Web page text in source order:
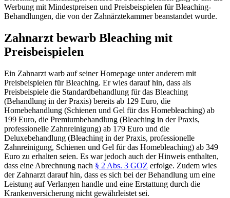
Werbung mit Mindestpreisen und Preisbeispielen für Bleaching-
Behandlungen, die von der Zahnärztekammer beanstandet wurde.
Zahnarzt bewarb Bleaching mit
Preisbeispielen
Ein Zahnarzt warb auf seiner Homepage unter anderem mit
Preisbeispielen für Bleaching. Er wies darauf hin, dass als
Preisbeispiele die Standardbehandlung für das Bleaching
(Behandlung in der Praxis) bereits ab 129 Euro, die
Homebehandlung (Schienen und Gel für das Homebleaching) ab
199 Euro, die Premiumbehandlung (Bleaching in der Praxis,
professionelle Zahnreinigung) ab 179 Euro und die
Deluxebehandlung (Bleaching in der Praxis, professionelle
Zahnreinigung, Schienen und Gel für das Homebleaching) ab 349
Euro zu erhalten seien. Es war jedoch auch der Hinweis enthalten,
dass eine Abrechnung nach § 2 Abs. 3 GOZ erfolge. Zudem wies
der Zahnarzt darauf hin, dass es sich bei der Behandlung um eine
Leistung auf Verlangen handle und eine Erstattung durch die
Krankenversicherung nicht gewährleistet sei.